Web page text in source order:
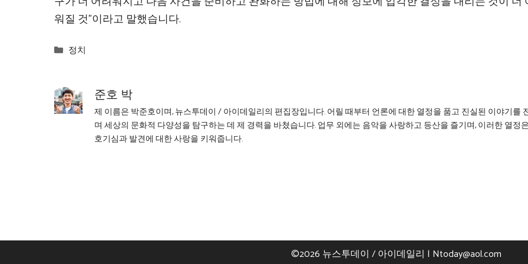
워질 것”이라고 말했습니다.
Categories
정치
준호 박
제 이름은 박준호이며, 뉴스투데이 / 아이데일리의 편집장입니다. 어릴 때부터 언론에 대한 열정을 품고 진실된 이야기를
며 세상의 문화적 다양성을 탐구하는 데 제 경력을 바쳤습니다. 업무 외에는 음악을 사랑하고 등산을 즐기며, 이러한 열정
호기심과 발견에 대한 사랑을 키워줍니다.
©2026 뉴스투데이 / 아이데일리 | Ntoday@aol.com